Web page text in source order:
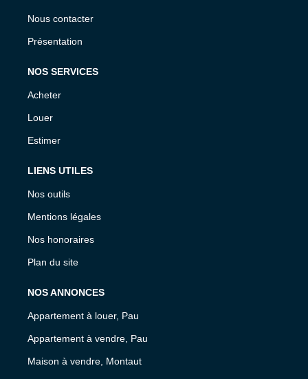
Nous contacter
Présentation
NOS SERVICES
Acheter
Louer
Estimer
LIENS UTILES
Nos outils
Mentions légales
Nos honoraires
Plan du site
NOS ANNONCES
Appartement à louer, Pau
Appartement à vendre, Pau
Maison à vendre, Montaut